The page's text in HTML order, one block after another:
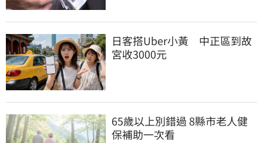
日客搭Uber小黃　中正區到故
宮收3000元
65歲以上別錯過 8縣市老人健
保補助一次看